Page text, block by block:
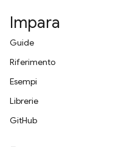
Impara
Guide
Riferimento
Esempi
Librerie
GitHub